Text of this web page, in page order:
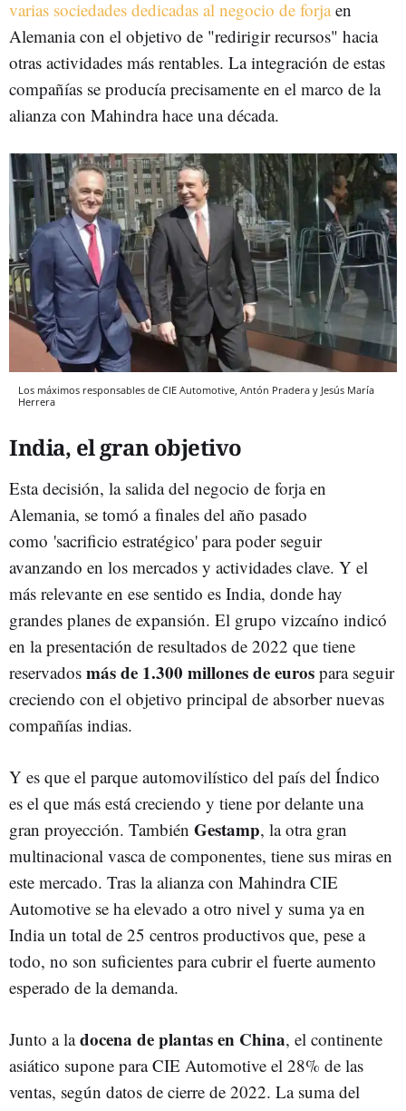
varias sociedades dedicadas al negocio de forjaen
Alemania con el objetivo de "redirigir recursos" hacia
otras actividades más rentables. La integración de estas
compañías se producía precisamente en el marco de la
alianza con Mahindra hace una década.
Los máximos responsables de CIE Automotive, Antón Pradera y Jesús María
Herrera
India, el gran objetivo
Esta decisión, la salida del negocio de forja en
Alemania, se tomó a finales del año pasado
como 'sacrificio estratégico' para poder seguir
avanzando en los mercados y actividades clave. Y el
más relevante en ese sentido es India, donde hay
grandes planes de expansión. El grupo vizcaíno indicó
en la presentación de resultados de 2022 que tiene
reservados más de 1.300 millones de euros para seguir
creciendo con el objetivo principal de absorber nuevas
compañías indias.
Y es que el parque automovilístico del país del Índico
es el que más está creciendo y tiene por delante una
gran proyección. También Gestamp, la otra gran
multinacional vasca de componentes, tiene sus miras en
este mercado. Tras la alianza con Mahindra CIE
Automotive se ha elevado a otro nivel y suma ya en
India un total de 25 centros productivos que, pese a
todo, no son suficientes para cubrir el fuerte aumento
esperado de la demanda.
Junto a ladocena de plantas en China, el continente
asiático supone para CIE Automotive el 28% de las
ventas, según datos de cierre de 2022. La suma del